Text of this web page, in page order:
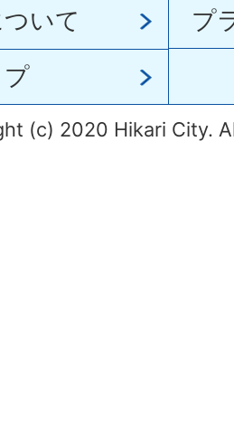
いて
プ
(c) 2020 Hikari City.